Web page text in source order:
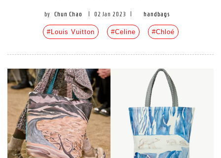
by Chun Chao 02 Jan 2023 handbags
#Louis Vuitton #Celine #Chloé